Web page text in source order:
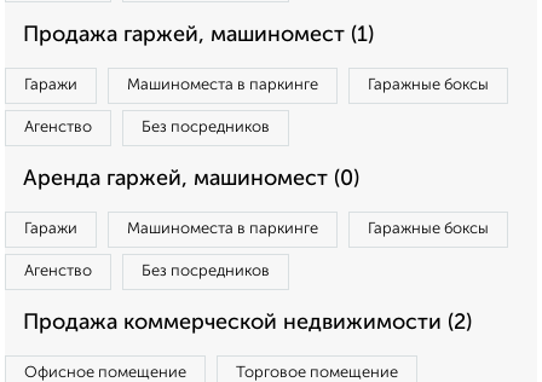
Продажа гаржей, машиномест (1)
Гаражи Машиноместа в паркинге Гаражные боксы
Агенство Без посредников
Аренда гаржей, машиномест (0)
Гаражи Машиноместа в паркинге Гаражные боксы
Агенство Без посредников
Продажа коммерческой недвижимости (2)
Офисное помещение Торговое помещение